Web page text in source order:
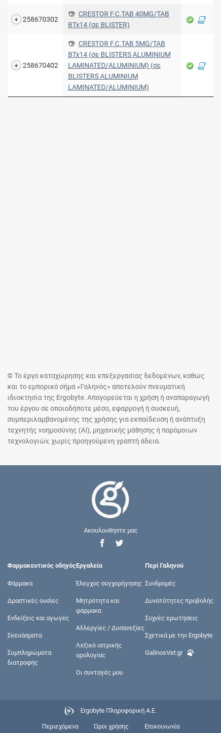
258670302
CRESTOR F.C.TAB 40MG/TAB
BTx14 (σε BLISTER)
258670402
CRESTOR F.C.TAB 5MG/TAB
BTx14 (σε BLISTERS ALUMINIUM
LAMINATED/ALUMINIUM) (σε
BLISTERS ALUMINIUM
LAMINATED/ALUMINIUM)
© Το έργο καταχώρησης και επεξεργασίας δεδομένων, καθώς
και το εμπορικό σήμα «Γαληνός» αποτελούν πνευματική
ιδιοκτησία της Ergobyte. Απαγορεύεται η χρήση ή αναπαραγωγή
του έργου σε οποιοδήποτε μέσο, εφαρμογή ή συσκευή,
συμπεριλαμβανομένης της χρήσης για εκπαίδευση ή ανάπτυξη
τεχνητής νοημοσύνης (AI), μηχανικής μάθησης ή παρόμοιων
τεχνολογιών, χωρίς προηγούμενη γραπτή άδεια.
Ακουλουθήστε μας
Φαρμακευτικός οδηγός
Φάρμακα
Δραστικές ουσίες
Ενδείξεις και αγωγές
Σκευάσματα
Συμπληρώματα
διατροφής
Εργαλεία
Έλεγχος συγχορήγησης
Μητρότητα και
φάρμακα
Αλλεργίες / Δυσανεξίες
Λεξικό ιατρικής
ορολογίας
Οι συνταγές μου
Περί Γαληνού
Συνδρομές
Δυνατότητες προβολής
Συχνές ερωτήσεις
Σχετικά με την Ergobyte
GalinosVet.gr
Ergobyte Πληροφορική Α.Ε.
Περιεχόμενα Όροι χρήσης Επικοινωνία